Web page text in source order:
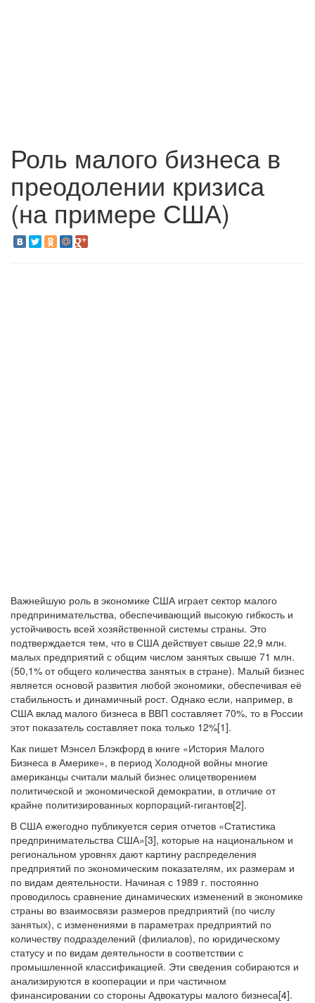
Роль малого бизнеса в
преодолении кризиса
(на примере США)
Важнейшую роль в экономике США играет сектор малого
предпринимательства, обеспечивающий высокую гибкость и
устойчивость всей хозяйственной системы страны. Это
подтверждается тем, что в США действует свыше 22,9 млн.
малых предприятий с общим числом занятых свыше 71 млн.
(50,1% от общего количества занятых в стране). Малый бизнес
является основой развития любой экономики, обеспечивая её
стабильность и динамичный рост. Однако если, например, в
США вклад малого бизнеса в ВВП составляет 70%, то в России
этот показатель составляет пока только 12%[1].
Как пишет Мэнсел Блэкфорд в книге «История Малого
Бизнеса в Америке», в период Холодной войны многие
американцы считали малый бизнес олицетворением
политической и экономической демократии, в отличие от
крайне политизированных корпораций-гигантов[2].
В США ежегодно публикуется серия отчетов «Статистика
предпринимательства США»[3], которые на национальном и
региональном уровнях дают картину распределения
предприятий по экономическим показателям, их размерам и
по видам деятельности. Начиная с 1989 г. постоянно
проводилось сравнение динамических изменений в экономике
страны во взаимосвязи размеров предприятий (по числу
занятых), с изменениями в параметрах предприятий по
количеству подразделений (филиалов), по юридическому
статусу и по видам деятельности в соответствии с
промышленной классификацией. Эти сведения собираются и
анализируются в кооперации и при частичном
финансировании со стороны Адвокатуры малого бизнеса[4].